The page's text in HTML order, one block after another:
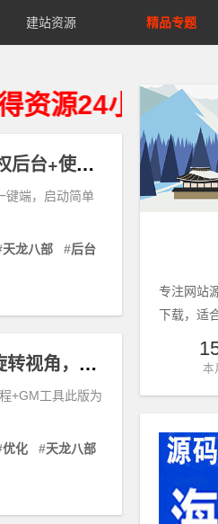
建站资源 精品专题
时内从您的存
经典武侠手游【3D天龙八部7职业防官版】带GM授权后台+使用视频教
键端，启动简单
天龙八部 #后台
天龙八部仿官怀旧085优化第二版,完善且耐玩，3D旋转视角，带内辅带Gm工具
+GM工具此版为
优化 #天龙八部
专注网站
下载，适
本